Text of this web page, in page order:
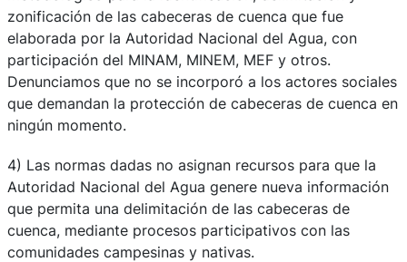
zonificación de las cabeceras de cuenca que fue
elaborada por la Autoridad Nacional del Agua, con
participación del MINAM, MINEM, MEF y otros.
Denunciamos que no se incorporó a los actores sociales
que demandan la protección de cabeceras de cuenca en
ningún momento.
4) Las normas dadas no asignan recursos para que la
Autoridad Nacional del Agua genere nueva información
que permita una delimitación de las cabeceras de
cuenca, mediante procesos participativos con las
comunidades campesinas y nativas.